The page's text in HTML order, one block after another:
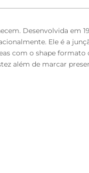
Desenvolvida
Ele é a
com o shape
além de marcar